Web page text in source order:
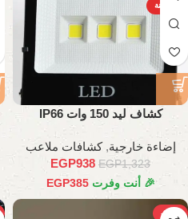
الساخنة
كشاف ليد 150 وات IP66
إضاءة خارجية,كشافات ملاعب
EGP1,323
EGP938
🎉 أنت وفرت EGP385
-22%